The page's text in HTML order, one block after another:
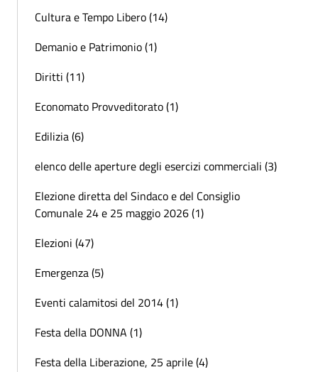
Cultura e Tempo Libero (14)
Demanio e Patrimonio (1)
Diritti (11)
Economato Provveditorato (1)
Edilizia (6)
elenco delle aperture degli esercizi commerciali (3)
Elezione diretta del Sindaco e del Consiglio
Comunale 24 e 25 maggio 2026 (1)
Elezioni (47)
Emergenza (5)
Eventi calamitosi del 2014 (1)
Festa della DONNA (1)
Festa della Liberazione, 25 aprile (4)